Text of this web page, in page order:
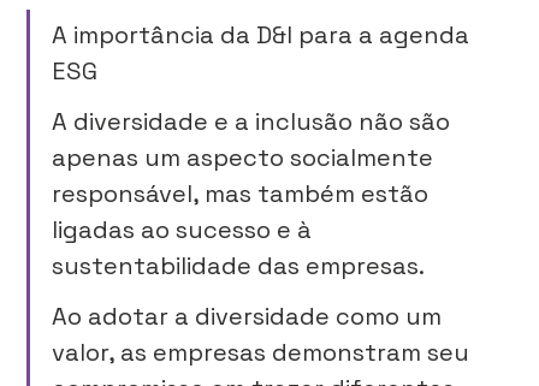
A importância da D&I para a agenda
ESG
A diversidade e a inclusão não são
apenas um aspecto socialmente
responsável, mas também estão
ligadas ao sucesso e à
sustentabilidade das empresas.
Ao adotar a diversidade como um
valor, as empresas demonstram seu